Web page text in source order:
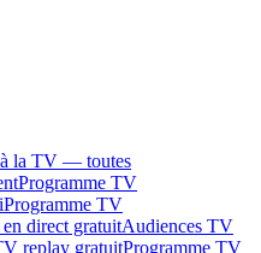
la TV — toutes
Programme TV
Programme TV
direct gratuitAudiences TV
replay gratuitProgramme TV